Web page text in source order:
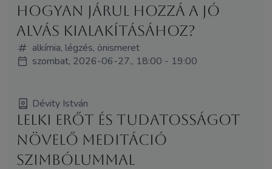
hogyan járul hozzá a jó
alvás kialakításához?
alkímia, légzés, önismeret
szombat, 2026-06-27., 18:00 - 19:00
Dévity István
LELKI ERŐT ÉS TUDATOSSÁGOT
NÖVELŐ MEDITÁCIÓ
SZIMBÓLUMMAL